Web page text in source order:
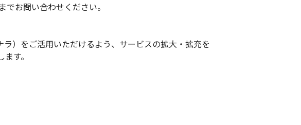
お問い合わせください。
）をご活用いただけるよう、サービスの拡大・拡充を
す。